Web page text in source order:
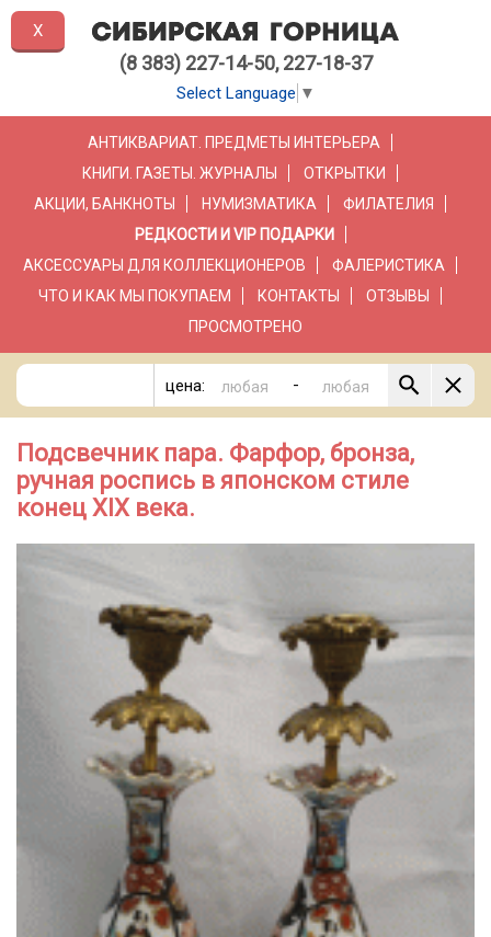
(8 383) 227-14-50, 227-18-37
Select Language ▼
АНТИКВАРИАТ. ПРЕДМЕТЫ ИНТЕРЬЕРА
КНИГИ. ГАЗЕТЫ. ЖУРНАЛЫ
ОТКРЫТКИ
АКЦИИ, БАНКНОТЫ
НУМИЗМАТИКА
ФИЛАТЕЛИЯ
РЕДКОСТИ И VIP ПОДАРКИ
АКСЕССУАРЫ ДЛЯ КОЛЛЕКЦИОНЕРОВ
ФАЛЕРИСТИКА
ЧТО И КАК МЫ ПОКУПАЕМ
КОНТАКТЫ
ОТЗЫВЫ
ПРОСМОТРЕНО
цена: -
Подсвечник пара. Фарфор, бронза,
ручная роспись в японском стиле
конец XIX века.
X